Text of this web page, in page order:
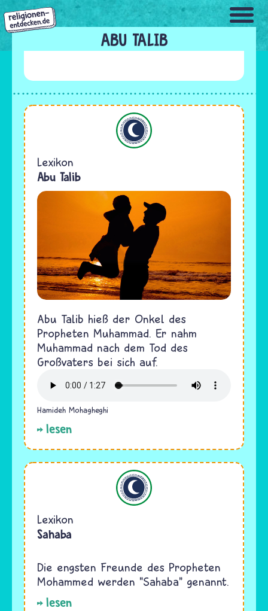
Direkt
zum
Inhalt
ABU TALIB
Lexikon
Abu Talib
Abu Talib hieß der Onkel des
Propheten Muhammad. Er nahm
Muhammad nach dem Tod des
Großvaters bei sich auf.
Hamideh Mohagheghi
lesen
Lexikon
Sahaba
Die engsten Freunde des Propheten
Mohammed werden "Sahaba" genannt.
lesen